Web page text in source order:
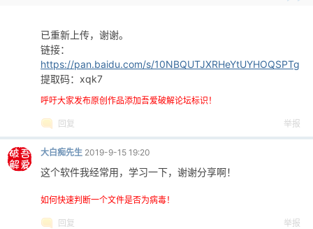
已重新上传，谢谢。
链接：
https://pan.baidu.com/s/10NBQUTJXRHeYtUYHOQSPTg
提取码：xqk7
呼吁大家发布原创作品添加吾爱破解论坛标识！
回复 举报
大白痴先生 2019-9-15 19:20
这个软件我经常用，学习一下，谢谢分享啊！
如何快速判断一个文件是否为病毒！
回复 举报